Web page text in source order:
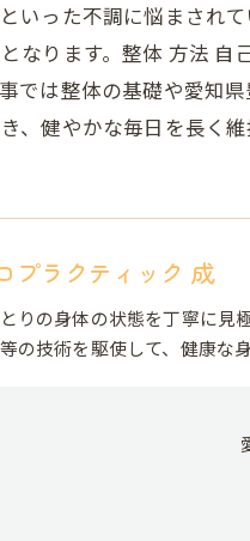
いった不調に悩まされ
なります。整体 方法
では整体の基礎や愛知
、健やかな毎日を長く維
プラクティック 成
りの身体の状態を丁寧に見
の技術を駆使して、健康な